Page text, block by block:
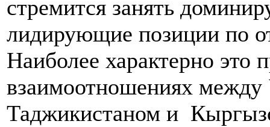
стремится занять
лидирующие позиции по
Наиболее характерно это
взаимоотношениях между
Таджикистаном и